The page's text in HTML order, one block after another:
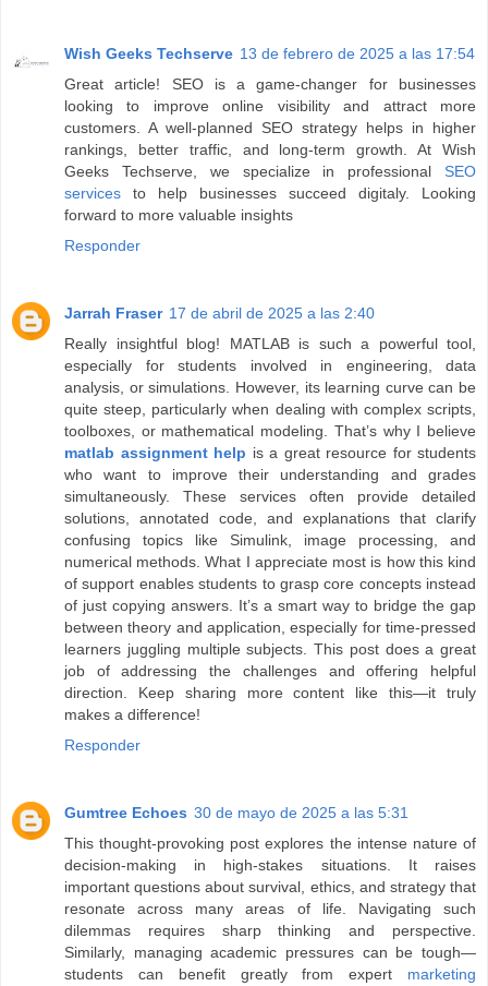
Wish Geeks Techserve 13 de febrero de 2025 a las 17:54
Great article! SEO is a game-changer for businesses
looking to improve online visibility and attract more
customers. A well-planned SEO strategy helps in higher
rankings, better traffic, and long-term growth. At Wish
Geeks Techserve, we specialize in professional SEO
services to help businesses succeed digitaly. Looking
forward to more valuable insights
Responder
Jarrah Fraser 17 de abril de 2025 a las 2:40
Really insightful blog! MATLAB is such a powerful tool,
especially for students involved in engineering, data
analysis, or simulations. However, its learning curve can be
quite steep, particularly when dealing with complex scripts,
toolboxes, or mathematical modeling. That’s why I believe
matlab assignment help is a great resource for students
who want to improve their understanding and grades
simultaneously. These services often provide detailed
solutions, annotated code, and explanations that clarify
confusing topics like Simulink, image processing, and
numerical methods. What I appreciate most is how this kind
of support enables students to grasp core concepts instead
of just copying answers. It’s a smart way to bridge the gap
between theory and application, especially for time-pressed
learners juggling multiple subjects. This post does a great
job of addressing the challenges and offering helpful
direction. Keep sharing more content like this—it truly
makes a difference!
Responder
Gumtree Echoes 30 de mayo de 2025 a las 5:31
This thought-provoking post explores the intense nature of
decision-making in high-stakes situations. It raises
important questions about survival, ethics, and strategy that
resonate across many areas of life. Navigating such
dilemmas requires sharp thinking and perspective.
Similarly, managing academic pressures can be tough—
students can benefit greatly from expert marketing